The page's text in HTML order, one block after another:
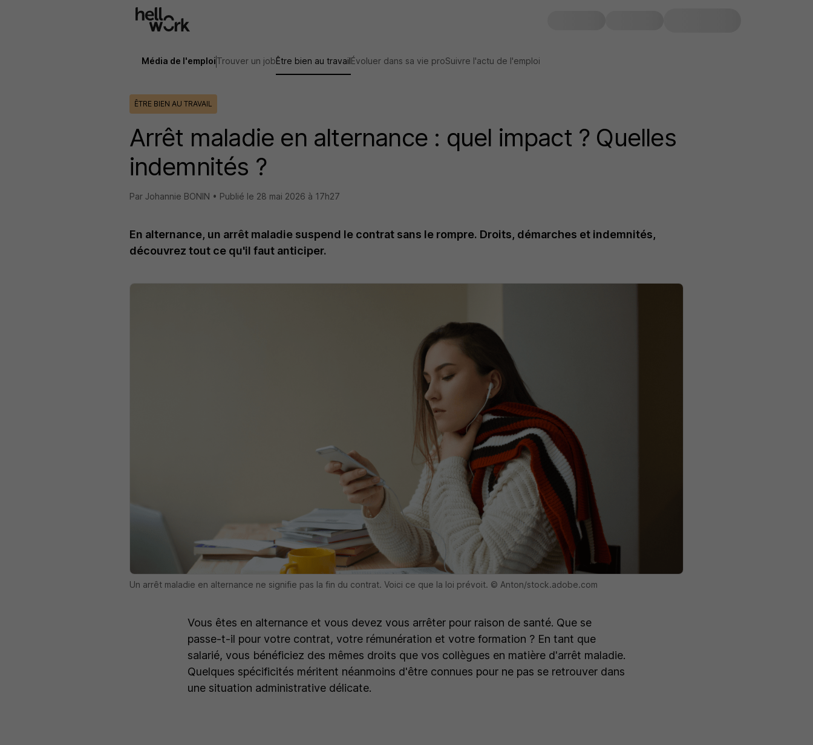
Média de l'emploiTrouver un jobÊtre bien au travailÉvoluer dans sa vie proSuivre l'actu de l'emploi
ÊTRE BIEN AU TRAVAIL
Arrêt maladie en alternance : quel impact ? Quelles
indemnités ?
Par Johannie BONIN • Publié le 28 mai 2026 à 17h27
En alternance, un arrêt maladie suspend le contrat sans le rompre. Droits, démarches et indemnités,
découvrez tout ce qu'il faut anticiper.
Un arrêt maladie en alternance ne signifie pas la fin du contrat. Voici ce que la loi prévoit. © Anton/stock.adobe.com
Vous êtes en alternance et vous devez vous arrêter pour raison de santé. Que se
passe-t-il pour votre contrat, votre rémunération et votre formation ? En tant que
salarié, vous bénéficiez des mêmes droits que vos collègues en matière d'arrêt maladie.
Quelques spécificités méritent néanmoins d'être connues pour ne pas se retrouver dans
une situation administrative délicate.